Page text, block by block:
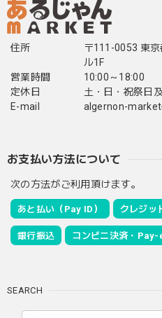
住所
〒111-0053 東
ル1F
営業時間
10:00～18:00
定休日
土・日・祝祭日
E-mail
algernon-
お支払い方法について
次の方法がご利用頂けます。
あと払い（Pay ID） クレジッ
銀行振込 コンビニ決済・
SEARCH